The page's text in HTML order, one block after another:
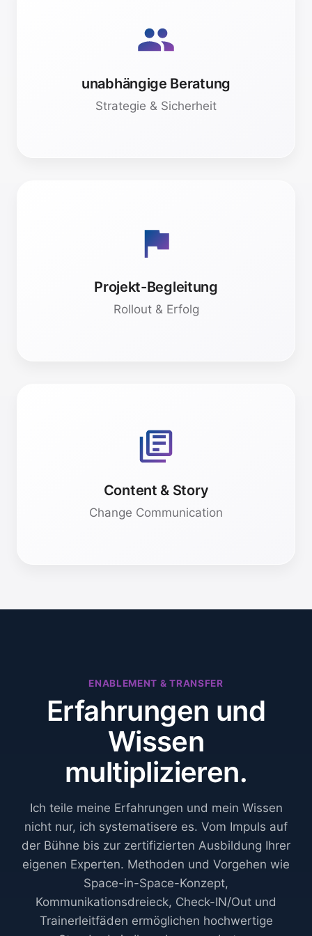
unabhängige Beratung
Strategie & Sicherheit
Eine ganzheitliche Beratung mit Weitblick und
Durchblick. Produktneutrale Technologie-
Check. Vermeiden Sie teure
Fehlentscheidungen bei der Einführung neuer
Systeme.
Projekt-Begleitung
Rollout & Erfolg
Ich sichere den Praxistransfer. Begleitung
vom Pilotprojekt bis zum stabilen Betrieb,
Begleite aus den Ideen-Workshops die
Anbieterauswahl und stelle die Qualität der
die Umsetzung sicher und evaluiere diese
Content & Story
Der Erfolg hängt von den Mitarbeitern ab.
Durch gezieltes Storytelling (Podcasts,
Wandel. Wir nutzen modernste Ansätze und
ENABLEMENT & TRANSFER
Erfahrungen und
Wissen
multiplizieren.
Ich teile meine Erfahrungen und mein Wissen
nicht nur, ich systematisere es. Vom Impuls auf
der Bühne bis zur zertifizierten Ausbildung Ihrer
eigenen Experten. Methoden und Vorgehen wie
Space-in-Space-Konzept,
Kommunikationsdreieck, Check-IN/Out und
Trainerleitfäden ermöglichen hochwertige